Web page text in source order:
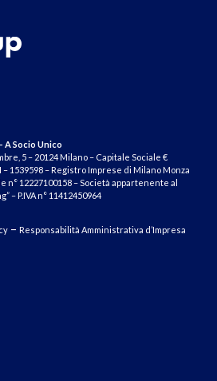
A Socio Unico
5 – 20124 Milano – Capitale Sociale €
– 1539598 – Registro Imprese di Milano Monza
n° 12227100158 – Società appartenente al
– P.IVA n° 11412450964
– Responsabilità Amministrativa d’Impresa